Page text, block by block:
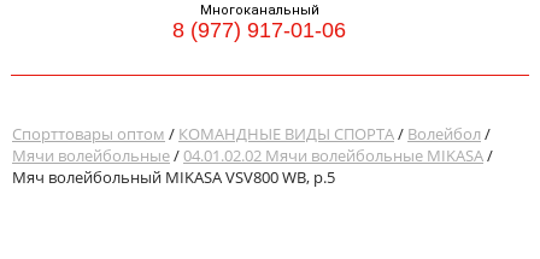
Многоканальный
8 (977) 917-01-06
Спорттовары оптом / КОМАНДНЫЕ ВИДЫ СПОРТА/ Волейбол/
Мячи волейбольные/04.01.02.02 Мячи волейбольные MIKASA/
Мяч волейбольный MIKASA VSV800 WB, р.5